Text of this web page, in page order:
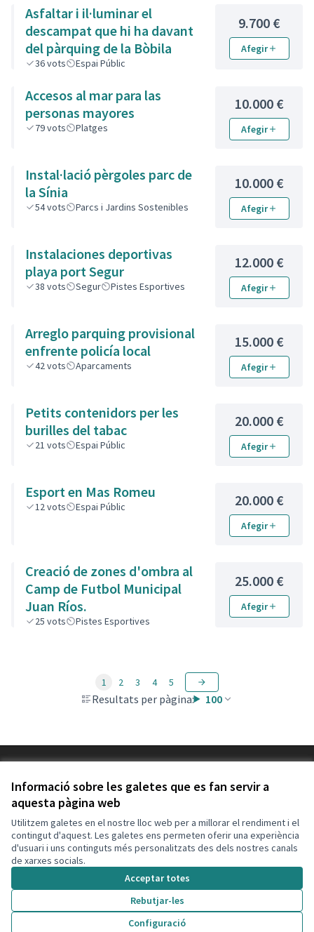
Informació sobre les galetes que es fan servir a
aquesta pàgina web
Utilitzem galetes en el nostre lloc web per a millorar el rendiment i el
contingut d'aquest. Les galetes ens permeten oferir una experiència
d'usuari i uns continguts més personalitzats des dels nostres canals
de xarxes socials.
Acceptar totes
Rebutjar-les
Configuració
Asfaltar i il·luminar el
descampat que hi ha davant
del pàrquing de la Bòbila
36vots Espai Públic
9.700 €
Afegir
Accesos al mar para las
personas mayores
79vots Platges
10.000 €
Afegir
Instal·lació pèrgoles parc de
la Sínia
54vots Parcs i Jardins Sostenibles
10.000 €
Afegir
Instalaciones deportivas
playa port Segur
38 vots Segur Pistes Esportives
12.000 €
Afegir
Arreglo parquing provisional
enfrente policía local
42vots Aparcaments
15.000 €
Afegir
Petits contenidors per les
burilles del tabac
21 vots Espai Públic
20.000 €
Afegir
Esport en Mas Romeu
12vots Espai Públic 20.000 €
Afegir
Creació de zones d'ombra al
Camp de Futbol Municipal
Juan Ríos.
25 vots Pistes Esportives
25.000 €
Afegir
Resultats per pàgina: 100
1 2 3 4 5
Configuració de les galetes
Decidim Calafell a X
(Enllaç extern)
Decidim Calafell a Facebook
(Enllaç extern)
Decidim Calafell a YouTube
(Enllaç extern)
Decidim Calafell a GitHub
(Enllaç extern)
(Enllaç extern)programari lliure
(Enllaç extern)
.